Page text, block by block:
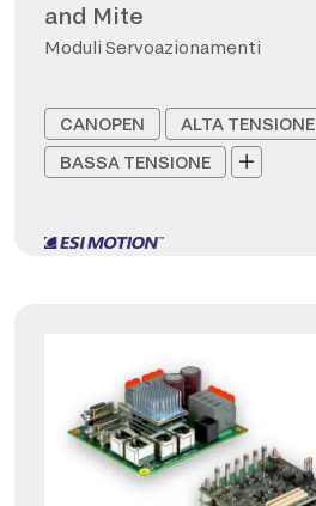
and Mite
Moduli Servoazionamenti
CANOPEN
ALTA TENSIONE
BASSA TENSIONE